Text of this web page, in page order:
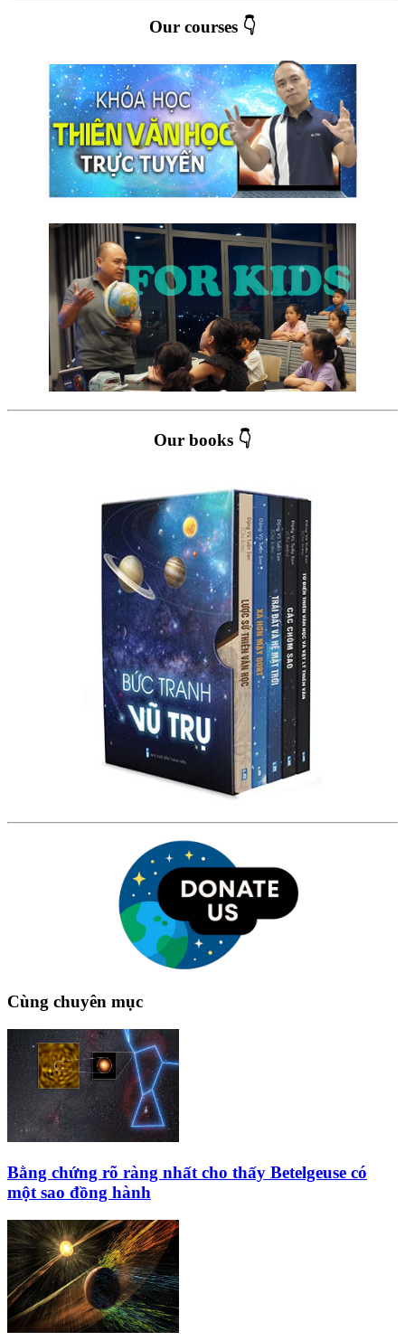
Our courses 👇
Our books 👇
Cùng chuyên mục
Bằng chứng rõ ràng nhất cho thấy Betelgeuse có
một sao đồng hành